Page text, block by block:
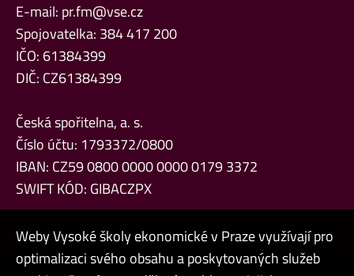
E-mail: pr.fm@vse.cz
Spojovatelka: 384 417 200
IČO: 61384399
DIČ: CZ61384399
Česká spořitelna, a. s.
Číslo účtu: 1793372/0800
IBAN: CZ59 0800 0000 0000 0179 3372
SWIFT KÓD: GIBACZPX
Weby Vysoké školy ekonomické v Praze využívají pro
optimalizaci svého obsahu a poskytovaných služeb